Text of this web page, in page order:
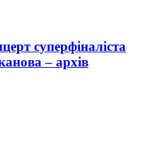
суперфіналіста
– архів